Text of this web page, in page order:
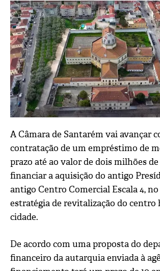
A Câmara de Santarém vai avançar
contratação de um empréstimo de
prazo até ao valor de dois milhões
financiar a aquisição do antigo
antigo Centro Comercial Escala 4,
estratégia de revitalização do centro
cidade.
De acordo com uma proposta do
financeiro da autarquia enviada à